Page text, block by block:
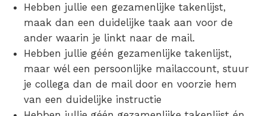
Hebben jullie een gezamenlijke takenlijst,
maak dan een duidelijke taak aan voor de
ander waarin je linkt naar de mail.
Hebben jullie géén gezamenlijke takenlijst,
maar wél een persoonlijke mailaccount, stuur
je collega dan de mail door en voorzie hem
van een duidelijke instructie